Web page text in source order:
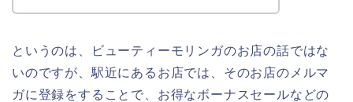
というのは、ビューティーモリンガのお店の話ではな
いのですが、駅近にあるお店では、そのお店のメルマ
ガに登録をすることで、お得なボーナスセールなどの